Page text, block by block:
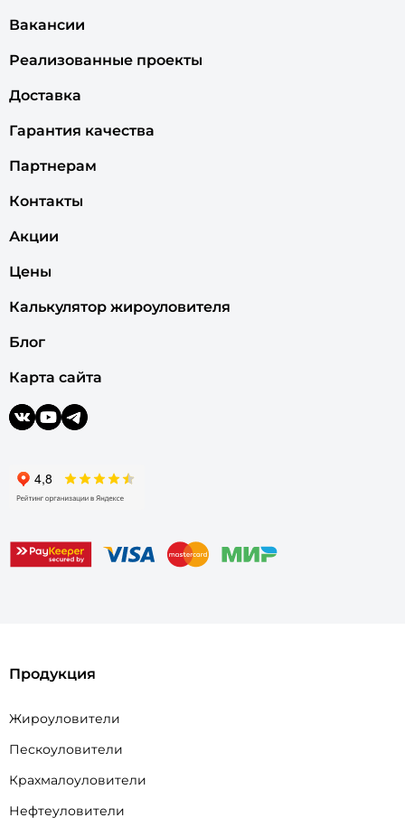
Вакансии
Реализованные проекты
Доставка
Гарантия качества
Партнерам
Контакты
Акции
Цены
Калькулятор жироуловителя
Блог
Карта сайта
Продукция
Жироуловители
Пескоуловители
Крахмалоуловители
Нефтеуловители